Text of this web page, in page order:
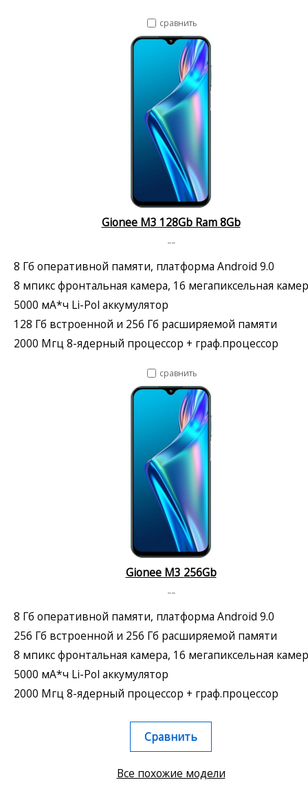
сравнить
Gionee M3 128Gb Ram 8Gb
--
8 Гб оперативной памяти, платформа Android 9.0
8 мпикс фронтальная камера, 16 мегапиксельная
5000 мА*ч Li-Pol аккумулятор
128 Гб встроенной и 256 Гб расширяемой памяти
2000 Мгц 8-ядерный процессор + граф.процессор
сравнить
Gionee M3 256Gb
--
8 Гб оперативной памяти, платформа Android 9.0
256 Гб встроенной и 256 Гб расширяемой памяти
8 мпикс фронтальная камера, 16 мегапиксельная
5000 мА*ч Li-Pol аккумулятор
2000 Мгц 8-ядерный процессор + граф.процессор
Сравнить
Все похожие модели